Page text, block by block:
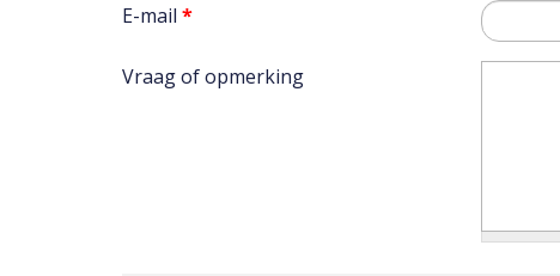
E-mail *
Vraag of opmerking